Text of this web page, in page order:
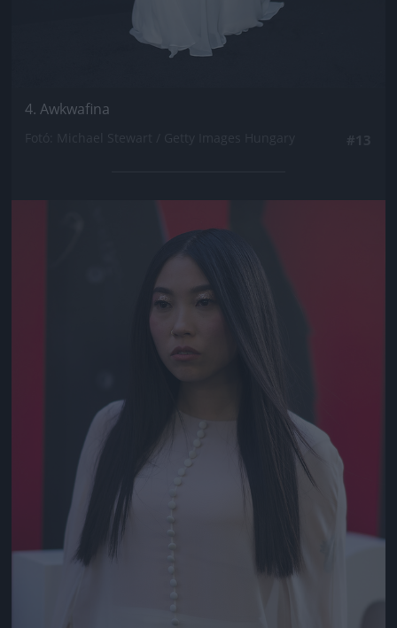
4. Awkwafina
Jön még kép!